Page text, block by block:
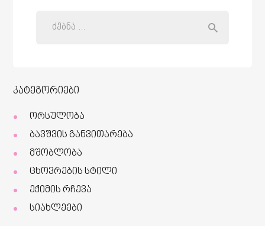
კატეგორიები
ორსულობა
ბავშვის განვითარება
მშობლობა
ცხოვრების სტილი
ექიმის რჩევა
სიახლეები